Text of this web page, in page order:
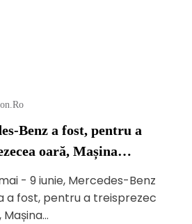
Benz a fost, pentru a
oară, Mașina
a Festivalului
de Film
- 9 iunie, Mercedes-Benz
a fost, pentru a treisprezec